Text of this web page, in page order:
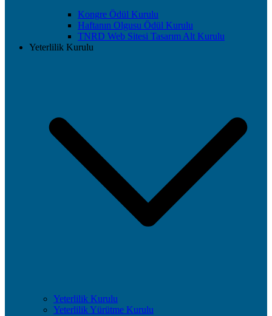
Kongre Ödül Kurulu
Haftanın Olgusu Ödül Kurulu
TNRD Web Sitesi Tasarım Alt Kurulu
Yeterlilik Kurulu
Yeterlilik Kurulu
Yeterlilik Yürütme Kurulu